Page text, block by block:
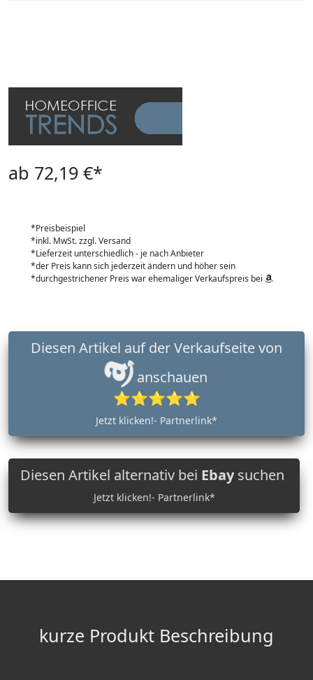
ab 72,19 €*
*Preisbeispiel
*inkl. MwSt. zzgl. Versand
*Lieferzeit unterschiedlich - je nach Anbieter
*der Preis kann sich jederzeit ändern und höher sein
*durchgestrichener Preis war ehemaliger Verkaufspreis bei
anschauen
⭐⭐⭐⭐⭐
Jetzt klicken!- Partnerlink*
Diesen Artikel alternativ bei Ebaysuchen
Jetzt klicken!- Partnerlink*
kurze Produkt Beschreibung